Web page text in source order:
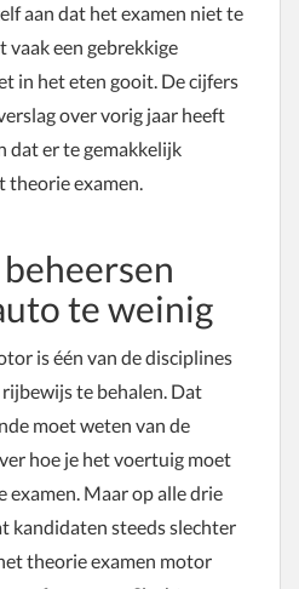
aan dat het examen niet te
vaak een gebrekkige
in het eten gooit. De cijfers
over vorig jaar heeft
dat er te gemakkelijk
theorie examen.
te weinig
is één van de disciplines
te behalen. Dat
moet weten van de
hoe je het voertuig moet
examen. Maar op alle drie
kandidaten steeds slechter
theorie examen motor